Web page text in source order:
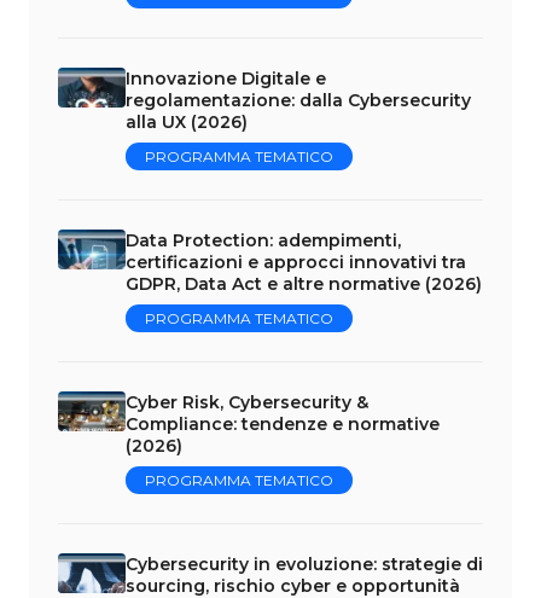
Innovazione Digitale e
regolamentazione: dalla Cybersecurity
alla UX (2026)
PROGRAMMA TEMATICO
Data Protection: adempimenti,
certificazioni e approcci innovativi tra
GDPR, Data Act e altre normative (2026)
PROGRAMMA TEMATICO
Cyber Risk, Cybersecurity &
Compliance: tendenze e normative
(2026)
PROGRAMMA TEMATICO
Cybersecurity in evoluzione: strategie di
sourcing, rischio cyber e opportunità